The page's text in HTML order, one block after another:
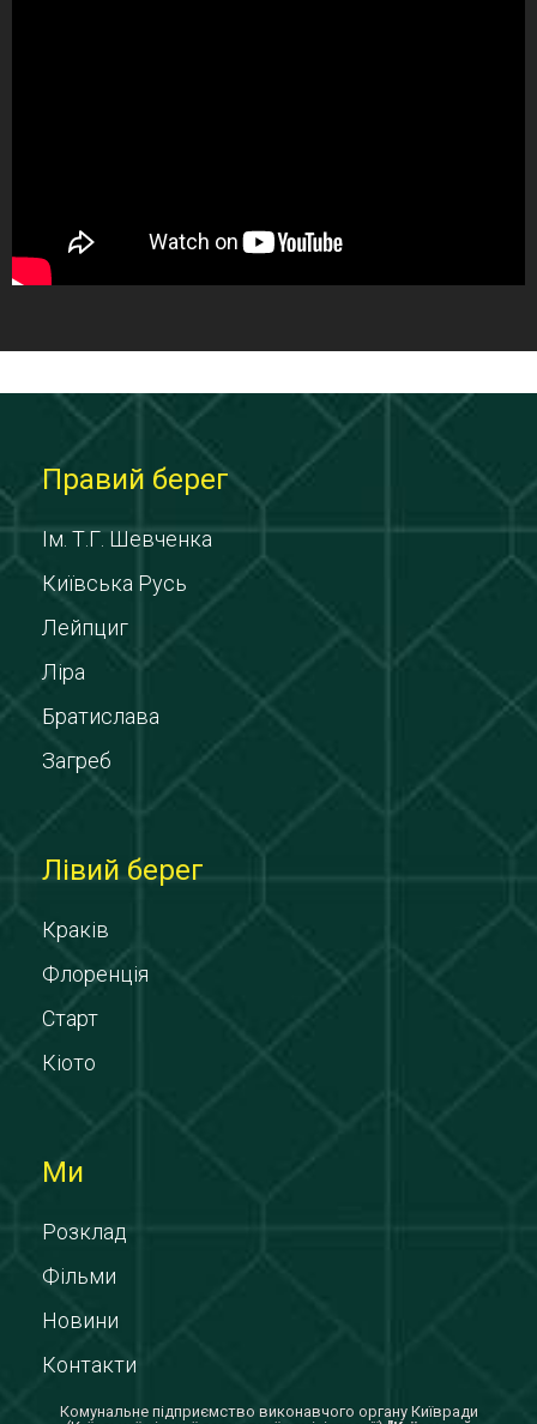
Правий берег
Ім. Т.Г. Шевченка
Київська Русь
Лейпциг
Ліра
Братислава
Загреб
Лівий берег
Краків
Флоренція
Старт
Кіото
Ми
Розклад
Фільми
Новини
Контакти
Комунальне підприємство виконавчого органу Київради